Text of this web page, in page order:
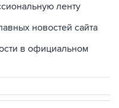
ленту
новостей сайта
в официальном